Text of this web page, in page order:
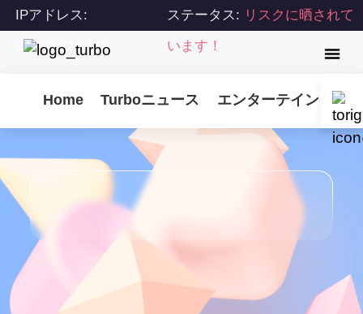
IPアドレス:
216.73.216.143
ステータス: リスクに晒されて
います！
Home Turboニュース エンターテインメント